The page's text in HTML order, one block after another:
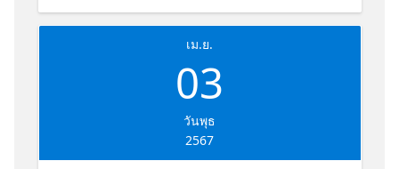
from data can be realised. In this session, we
look at the principles of DataOps and how
you can scale your data functions to deliver
the impact you need at the pace you need it.
Join Steph Locke and the LunchBytes team
the best technical minds from Microsoft UK.
เม.ย.
03
วันพุธ
2567